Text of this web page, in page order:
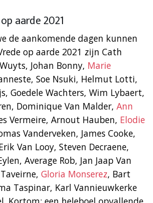
aarde 2021
de aankomende dagen kunnen
op aarde 2021 zijn Cath
Johan Bonny, Marie
Soe Nsuki, Helmut Lotti,
Goedele Wachters, Wim Lybaert,
Dominique Van Malder, Ann
Vermeire, Arnout Hauben, Elodie
Vanderveken, James Cooke,
Van Looy, Steven Decraene,
Average Rob, Jan Jaap Van
Gloria Monserez, Bart
Taspinar, Karl Vannieuwkerke